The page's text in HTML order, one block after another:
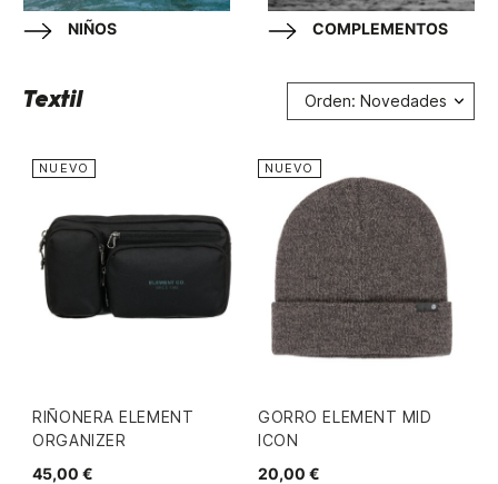
NIÑOS COMPLEMENTOS
Textil Orden: Novedades
RIÑONERA ELEMENT
ORGANIZER
45,00 €
NUEVO
GORRO ELEMENT MID
ICON
20,00 €
NUEVO